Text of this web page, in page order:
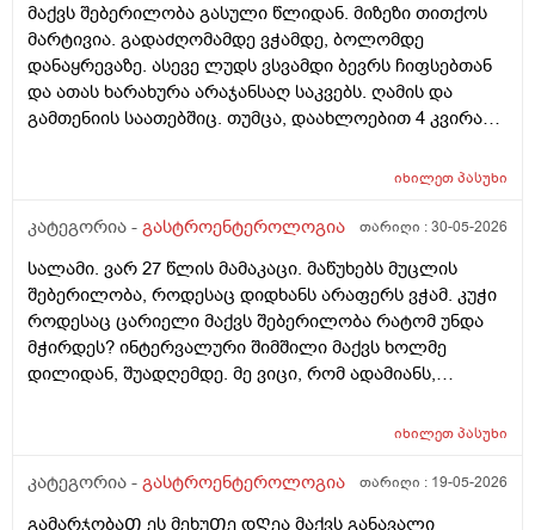
მაქვს შებერილობა გასული წლიდან. მიზეზი თითქოს
მარტივია. გადაძღომამდე ვჭამდე, ბოლომდე
დანაყრევაზე. ასევე ლუდს ვსვამდი ბევრს ჩიფსებთან
და ათას ხარახურა არაჯანსაღ საკვებს. ღამის და
გამთენიის საათებშიც. თუმცა, დაახლოებით 4 კვირაა
კალორიულ დეფიციტში ვარ და ყველაფერს ჯანსაღს
ისევ შებერილობა მაქვს, საშინელი სუნის მქონე გაზები
ვაკეთებ ხოლმე ხანდახან შუადღე-საღამომდე და
მუცელი ძალიან მებერება. ცარიელიც კი! მხოლოდ
წყალი მაქვს დალეული. ვერაფრით ვიგებ რით
ვუშველო. ნაჭამი ვარ - შებერილობა მაქვს, უჭმელი
ვარ - მაინც შსბერილობა მაქვს. ვითომ, ქ პორციაზე
ცვლა და მეტაბოლიზმიც დარღვეული მაქვს.
იხილეთპასუხი
კატეგორია - გასტროენტეროლოგია თარიღი :30-05-2026
სალამი. ვარ 27 წლის მამაკაცი. მაწუხებს მუცლის
შებერილობა, როდესაც დიდხანს არაფერს ვჭამ. კუჭი
როდესაც ცარიელი მაქვს შებერილობა რატომ უნდა
მჭირდეს? ინტერვალური შიმშილი მაქვს ხოლმე
დილიდან, შუადღემდე. მე ვიცი, რომ ადამიანს,
უენერგიოგა შეიძლება სჭირდეს, მაგრამ შებერილობა
არაქისის კარაქთან ერთად და ვითომ მაგისი ბრალია?
იხილეთპასუხი
კატეგორია - გასტროენტეროლოგია თარიღი : 19-05-2026
გამარჯობაᲗ ეს მეხუᲗე დᲦეა მაქვს განავალი